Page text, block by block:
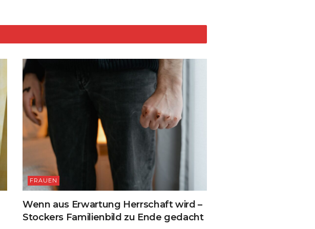
n
k
FRAUEN
Wenn aus Erwartung Herrschaft wird –
Stockers Familienbild zu Ende gedacht